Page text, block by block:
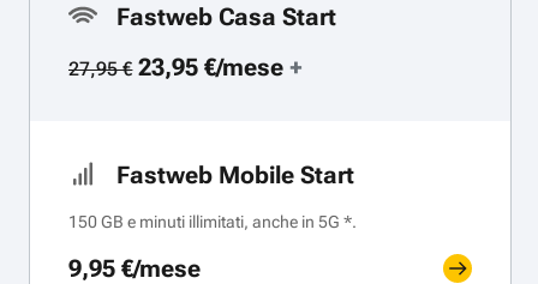
Fastweb Casa Start
27,95 €23,95 €/mese+
Fastweb Mobile Start
150 GB e minuti illimitati, anche in 5G *.
9,95 €/mese